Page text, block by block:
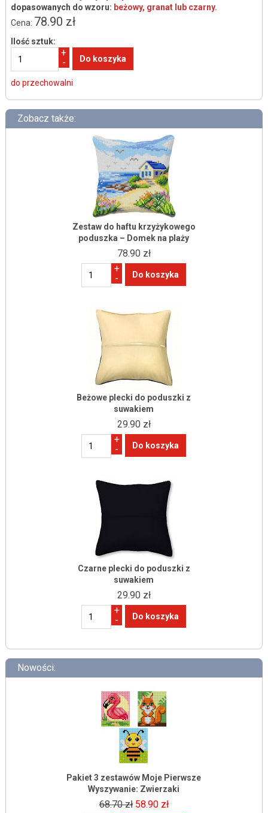
dopasowanych do wzoru: beżowy, granat lub czarny.
Cena: 78.90 zł
Ilość sztuk:
+
-
do przechowalni
Zobacz także:
Zestaw do haftu krzyżykowego
poduszka – Domek na plaży
78.90 zł
+
-
Beżowe plecki do poduszki z
suwakiem
29.90 zł
+
-
Czarne plecki do poduszki z
suwakiem
29.90 zł
+
-
Nowości:
Pakiet 3 zestawów Moje Pierwsze
Wyszywanie: Zwierzaki
68.70 zł 58.90 zł